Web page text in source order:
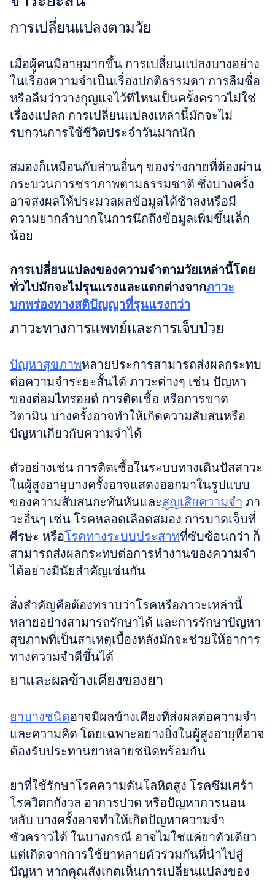
การเปลี่ยนแปลงตามวัย
เมื่อผู้คนมีอายุมากขึ้น การเปลี่ยนแปลงบางอย่าง
ในเรื่องความจำเป็นเรื่องปกติธรรมดา การลืมชื่อ
หรือลืมว่าวางกุญแจไว้ที่ไหนเป็นครั้งคราวไม่ใช่
เรื่องแปลก การเปลี่ยนแปลงเหล่านี้มักจะไม่
รบกวนการใช้ชีวิตประจำวันมากนัก
สมองก็เหมือนกับส่วนอื่นๆ ของร่างกายที่ต้องผ่าน
กระบวนการชราภาพตามธรรมชาติ ซึ่งบางครั้ง
อาจส่งผลให้ประมวลผลข้อมูลได้ช้าลงหรือมี
ความยากลำบากในการนึกถึงข้อมูลเพิ่มขึ้นเล็ก
น้อย
การเปลี่ยนแปลงของความจำตามวัยเหล่านี้โดย
ทั่วไปมักจะไม่รุนแรงและแตกต่างจากภาวะ
บกพร่องทางสติปัญญาที่รุนแรงกว่า
ภาวะทางการแพทย์และการเจ็บป่วย
ปัญหาสุขภาพหลายประการสามารถส่งผลกระทบ
ต่อความจำระยะสั้นได้ ภาวะต่างๆ เช่น ปัญหา
ของต่อมไทรอยด์ การติดเชื้อ หรือการขาด
วิตามิน บางครั้งอาจทำให้เกิดความสับสนหรือ
ปัญหาเกี่ยวกับความจำได้
ตัวอย่างเช่น การติดเชื้อในระบบทางเดินปัสสาวะ
ในผู้สูงอายุบางครั้งอาจแสดงออกมาในรูปแบบ
ของความสับสนกะทันหันและสูญเสียความจำ ภา
วะอื่นๆ เช่น โรคหลอดเลือดสมอง การบาดเจ็บที่
ศีรษะ หรือโรคทางระบบประสาทที่ซับซ้อนกว่า ก็
สามารถส่งผลกระทบต่อการทำงานของความจำ
ได้อย่างมีนัยสำคัญเช่นกัน
สิ่งสำคัญคือต้องทราบว่าโรคหรือภาวะเหล่านี้
หลายอย่างสามารถรักษาได้ และการรักษาปัญหา
สุขภาพที่เป็นสาเหตุเบื้องหลังมักจะช่วยให้อาการ
ทางความจำดีขึ้นได้
ยาและผลข้างเคียงของยา
ยาบางชนิดอาจมีผลข้างเคียงที่ส่งผลต่อความจำ
และความคิด โดยเฉพาะอย่างยิ่งในผู้สูงอายุที่อาจ
ต้องรับประทานยาหลายชนิดพร้อมกัน
ยาที่ใช้รักษาโรคความดันโลหิตสูง โรคซึมเศร้า
โรควิตกกังวล อาการปวด หรือปัญหาการนอน
หลับ บางครั้งอาจทำให้เกิดปัญหาความจำ
ชั่วคราวได้ ในบางกรณี อาจไม่ใช่แค่ยาตัวเดียว
แต่เกิดจากการใช้ยาหลายตัวร่วมกันที่นำไปสู่
ปัญหา หากคุณสังเกตเห็นการเปลี่ยนแปลงของ